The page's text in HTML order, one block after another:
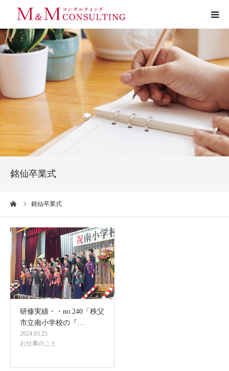
銘仙卒業式
銘仙卒業式
研修実績・・no.240「秩父
市立南小学校の『…
2024.03.25
お仕事のこと
プロフィール
サービス
お客様の声
実績